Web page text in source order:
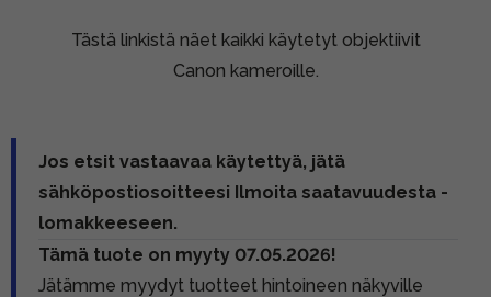
Tästä linkistä näet kaikki käytetyt objektiivit
Canon kameroille.
Jos etsit vastaavaa käytettyä, jätä
sähköpostiosoitteesi Ilmoita saatavuudesta -
lomakkeeseen.
Tämä tuote on myyty 07.05.2026!
Jätämme myydyt tuotteet hintoineen näkyville